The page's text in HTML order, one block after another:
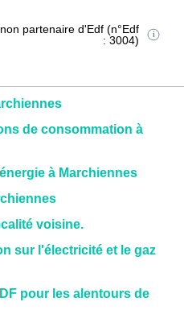
partenaire d'Edf (n°Edf
: 3004)
de consommation à
à Marchiennes
voisine.
sur l'électricité et le gaz
pour les alentours de